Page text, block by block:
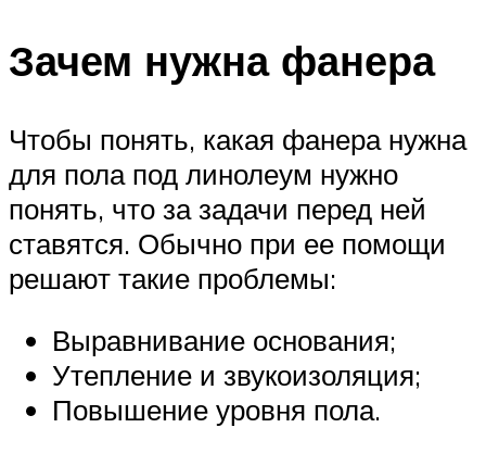
Зачем нужна фанера
Чтобы понять, какая фанера нужна
для пола под линолеум нужно
понять, что за задачи перед ней
ставятся. Обычно при ее помощи
решают такие проблемы:
Выравнивание основания;
Утепление и звукоизоляция;
Повышение уровня пола.